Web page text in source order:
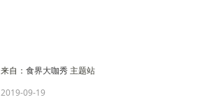
来自： 食界大咖秀 主题站
2019-09-19